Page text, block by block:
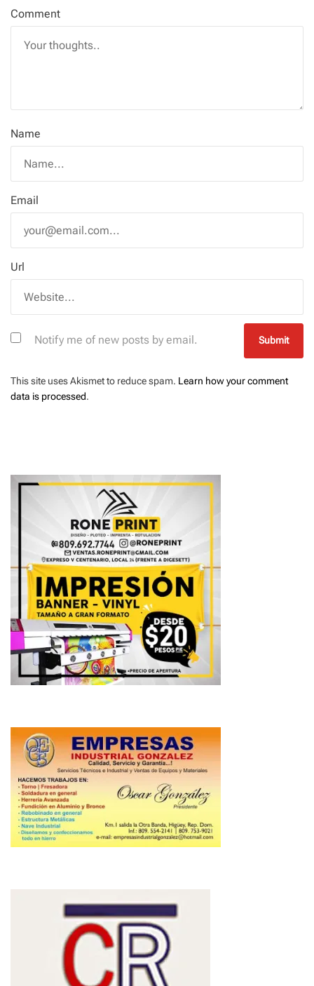
Comment
Name
Email
Url
Notify me of new posts by email.
This site uses Akismet to reduce spam. Learn how your comment
data is processed.